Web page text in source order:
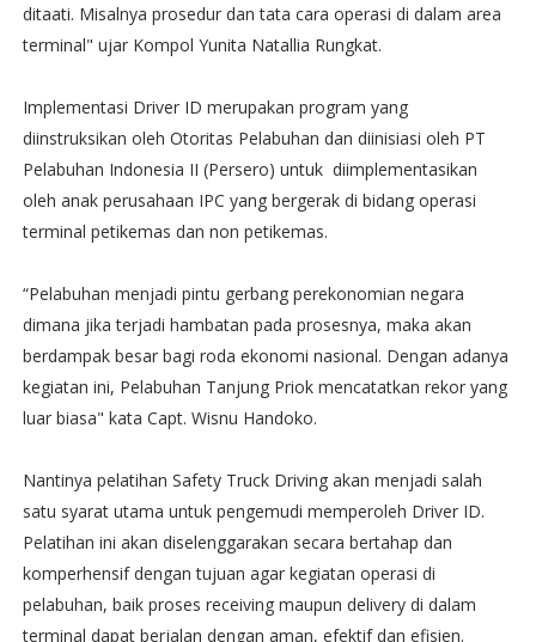
ditaati. Misalnya prosedur dan tata cara operasi di dalam area
terminal" ujar Kompol Yunita Natallia Rungkat.
Implementasi Driver ID merupakan program yang
diinstruksikan oleh Otoritas Pelabuhan dan diinisiasi oleh PT
Pelabuhan Indonesia II (Persero) untuk diimplementasikan
oleh anak perusahaan IPC yang bergerak di bidang operasi
terminal petikemas dan non petikemas.
“Pelabuhan menjadi pintu gerbang perekonomian negara
dimana jika terjadi hambatan pada prosesnya, maka akan
berdampak besar bagi roda ekonomi nasional. Dengan adanya
kegiatan ini, Pelabuhan Tanjung Priok mencatatkan rekor yang
luar biasa" kata Capt. Wisnu Handoko.
Nantinya pelatihan Safety Truck Driving akan menjadi salah
satu syarat utama untuk pengemudi memperoleh Driver ID.
Pelatihan ini akan diselenggarakan secara bertahap dan
komperhensif dengan tujuan agar kegiatan operasi di
pelabuhan, baik proses receiving maupun delivery di dalam
terminal dapat berjalan dengan aman, efektif dan efisien.